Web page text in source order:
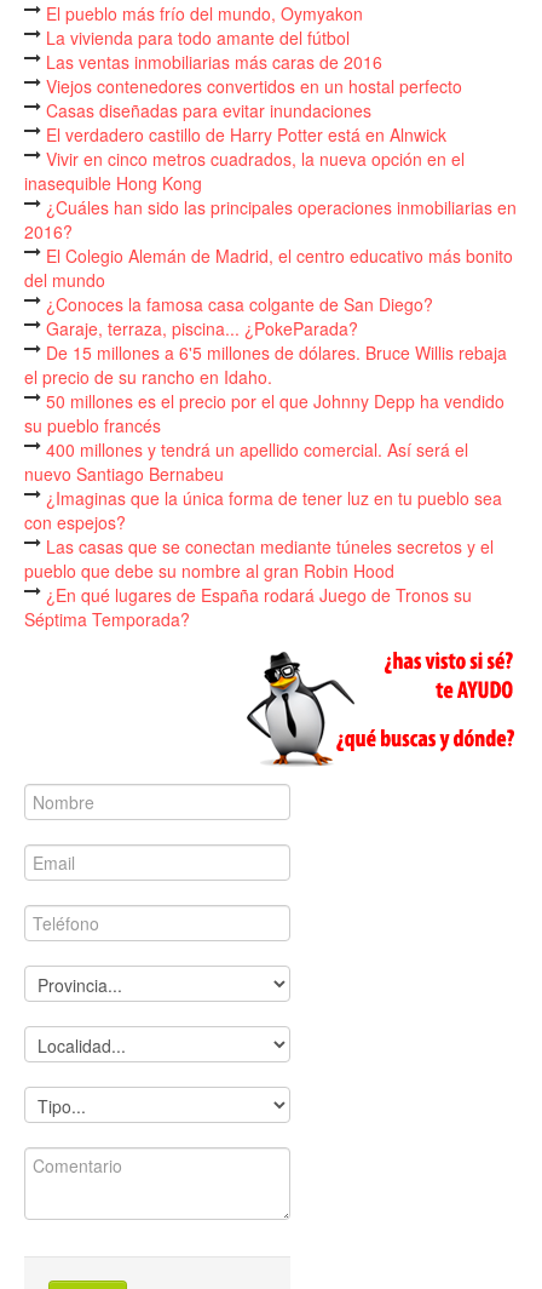
El pueblo más frío del mundo, Oymyakon
La vivienda para todo amante del fútbol
Las ventas inmobiliarias más caras de 2016
Viejos contenedores convertidos en un hostal perfecto
Casas diseñadas para evitar inundaciones
El verdadero castillo de Harry Potter está en Alnwick
Vivir en cinco metros cuadrados, la nueva opción en el
inasequible Hong Kong
¿Cuáles han sido las principales operaciones inmobiliarias en
2016?
El Colegio Alemán de Madrid, el centro educativo más bonito
del mundo
¿Conoces la famosa casa colgante de San Diego?
Garaje, terraza, piscina... ¿PokeParada?
De 15 millones a 6'5 millones de dólares. Bruce Willis rebaja
el precio de su rancho en Idaho.
50 millones es el precio por el que Johnny Depp ha vendido
su pueblo francés
400 millones y tendrá un apellido comercial. Así será el
nuevo Santiago Bernabeu
¿Imaginas que la única forma de tener luz en tu pueblo sea
con espejos?
Las casas que se conectan mediante túneles secretos y el
pueblo que debe su nombre al gran Robin Hood
¿En qué lugares de España rodará Juego de Tronos su
Séptima Temporada?
Vender cafés desde una cabina de teléfono
Un gimnasio con una piscina gigante donde antes sólo se